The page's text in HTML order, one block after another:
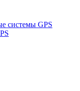
системы GPS